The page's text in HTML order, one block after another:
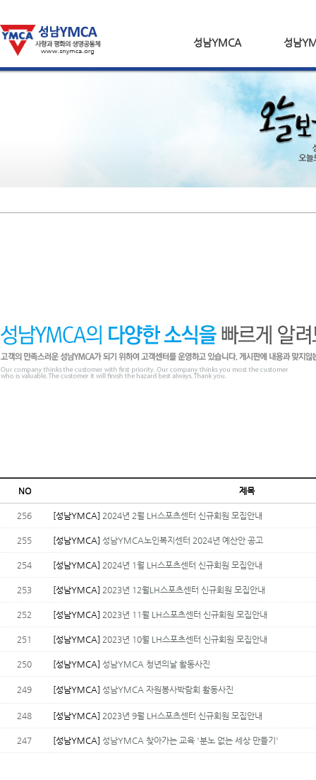
성남YMCA 성남
NO 제목
256 [성남YMCA] 2024년 2월 LH스포츠센터 신규회원 모집안내
255 [성남YMCA] 성남YMCA노인복지센터 2024년 예산안 공고
254 [성남YMCA] 2024년 1월 LH스포츠센터 신규회원 모집안내
253 [성남YMCA] 2023년 12월LH스포츠센터 신규회원 모집안내
252 [성남YMCA] 2023년 11월 LH스포츠센터 신규회원 모집안내
251 [성남YMCA] 2023년 10월 LH스포츠센터 신규회원 모집안내
250 [성남YMCA] 성남YMCA 청년의날 활동사진
249 [성남YMCA] 성남YMCA 자원봉사박람회 활동사진
248 [성남YMCA] 2023년 9월 LH스포츠센터 신규회원 모집안내
247 [성남YMCA] 성남YMCA 찾아가는 교육 '분노 없는 세상 만들기'